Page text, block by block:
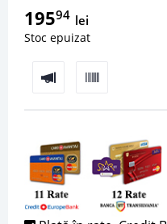
19594 lei
Stoc epuizat